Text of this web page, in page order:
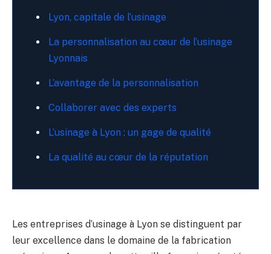
Lyon, capitale de l’usinage
La personnalisation au cœur de l’usinage
Lyonnais
L’avantage de la personnalisation
Collaborer avec des experts
L’usinage à Lyon : un gage de qualité
La qualité au cœur de la réputation
Les entreprises d’usinage à Lyon se distinguent par
leur excellence dans le domaine de la fabrication